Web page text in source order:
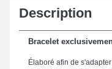
Description
Bracelet
Élaboré afin de